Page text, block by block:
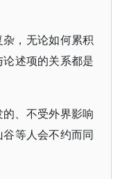
，无论如何累积
述项的关系都是
、不受外界影响
等人会不约而同